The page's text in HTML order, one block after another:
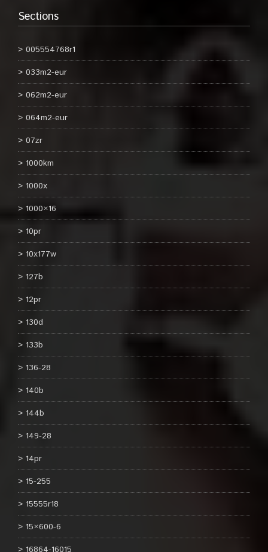
Sections
005554768r1
033m2-eur
062m2-eur
064m2-eur
07zr
1000km
1000x
1000×16
10pr
10x177w
127b
12pr
130d
133b
136-28
140b
144b
149-28
14pr
15-255
15555r18
15×600-6
16864-16015